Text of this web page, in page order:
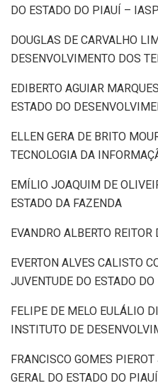
DO ESTADO DO PIAUÍ – IASPI
DOUGLAS DE CARVALHO
DESENVOLVIMENTO DOS
EDIBERTO AGUIAR
ESTADO DO
ELLEN GERA DE BRITO
TECNOLOGIA DA
EMÍLIO JOAQUIM DE
ESTADO DA FAZENDA
EVANDRO ALBERTO REITOR
EVERTON ALVES CALISTO
JUVENTUDE DO ESTADO DO
FELIPE DE MELO EULÁLIO
INSTITUTO DE
FRANCISCO GOMES
GERAL DO ESTADO DO PIAUÍ